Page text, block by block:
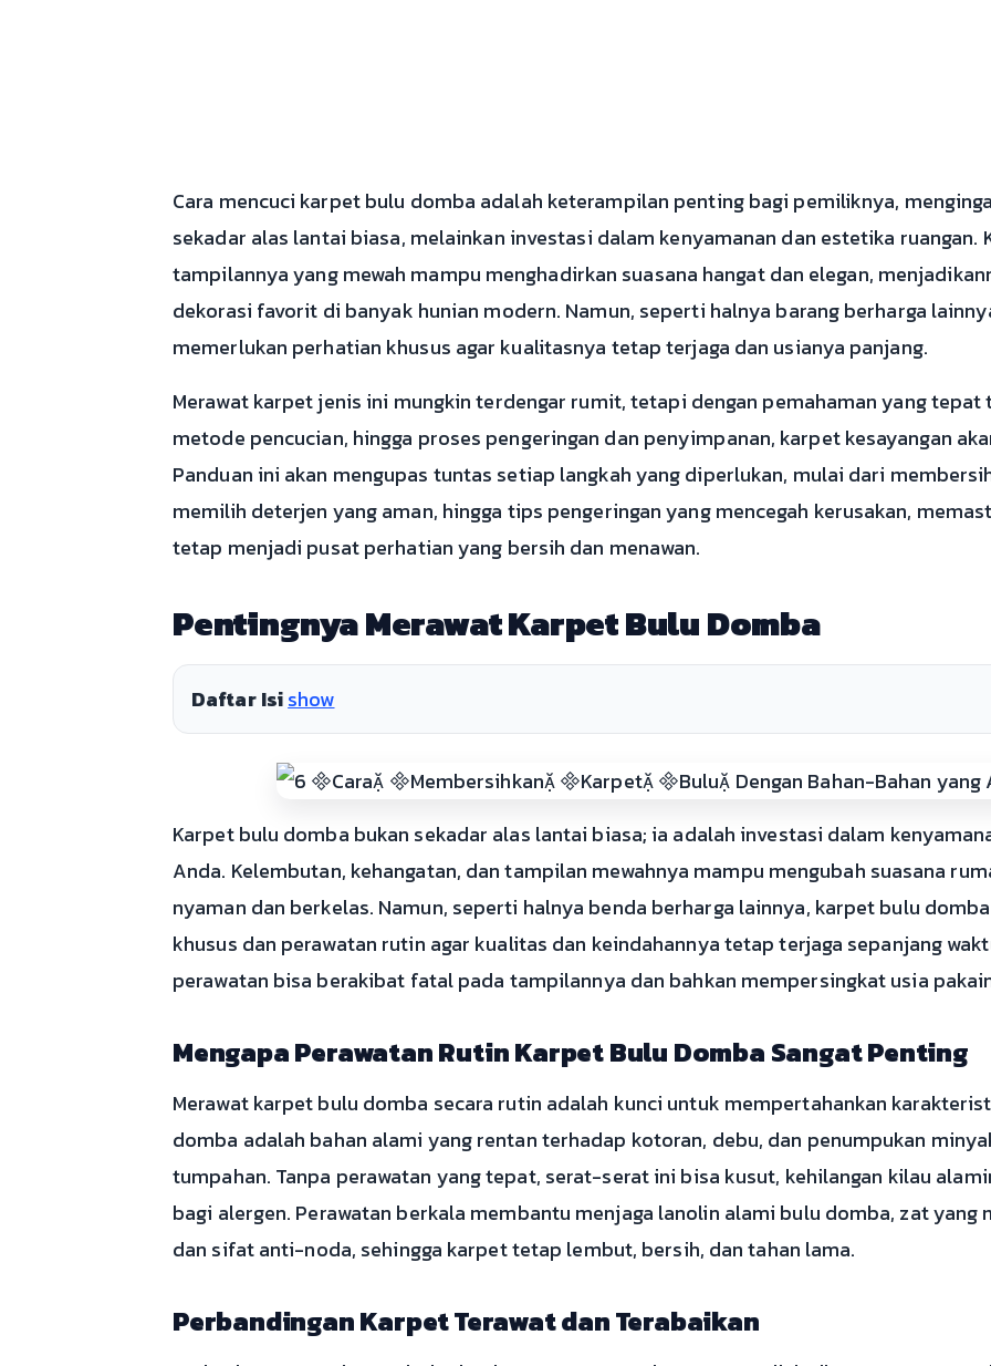
Cara mencuci karpet bulu domba adalah keterampilan penting bagi pemiliknya,
sekadar alas lantai biasa, melainkan investasi dalam kenyamanan dan estetika ruangan.
tampilannya yang mewah mampu menghadirkan suasana hangat dan elegan,
dekorasi favorit di banyak hunian modern. Namun, seperti halnya barang berharga
memerlukan perhatian khusus agar kualitasnya tetap terjaga dan usianya panjang.
Merawat karpet jenis ini mungkin terdengar rumit, tetapi dengan pemahaman yang tepat
metode pencucian, hingga proses pengeringan dan penyimpanan, karpet kesayangan
Panduan ini akan mengupas tuntas setiap langkah yang diperlukan, mulai dari
memilih deterjen yang aman, hingga tips pengeringan yang mencegah kerusakan,
tetap menjadi pusat perhatian yang bersih dan menawan.
Pentingnya Merawat Karpet Bulu Domba
Daftar Isishow
Karpet bulu domba bukan sekadar alas lantai biasa; ia adalah investasi dalam
Anda. Kelembutan, kehangatan, dan tampilan mewahnya mampu mengubah suasana
nyaman dan berkelas. Namun, seperti halnya benda berharga lainnya, karpet bulu
khusus dan perawatan rutin agar kualitas dan keindahannya tetap terjaga sepanjang
perawatan bisa berakibat fatal pada tampilannya dan bahkan mempersingkat usia
Mengapa Perawatan Rutin Karpet Bulu Domba Sangat Penting
Merawat karpet bulu domba secara rutin adalah kunci untuk mempertahankan
domba adalah bahan alami yang rentan terhadap kotoran, debu, dan penumpukan
tumpahan. Tanpa perawatan yang tepat, serat-serat ini bisa kusut, kehilangan kilau
bagi alergen. Perawatan berkala membantu menjaga lanolin alami bulu domba, zat yang
dan sifat anti-noda, sehingga karpet tetap lembut, bersih, dan tahan lama.
Perbandingan Karpet Terawat dan Terabaikan